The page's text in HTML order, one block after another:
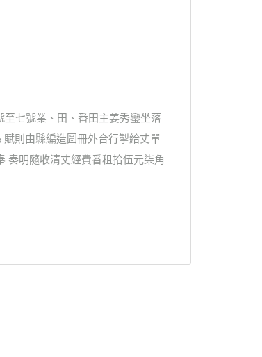
七號業、田、番田主姜秀鑾坐落
則由縣編造圖冊外合行掣給丈單
奏明隨收清丈經費番租拾伍元柒角